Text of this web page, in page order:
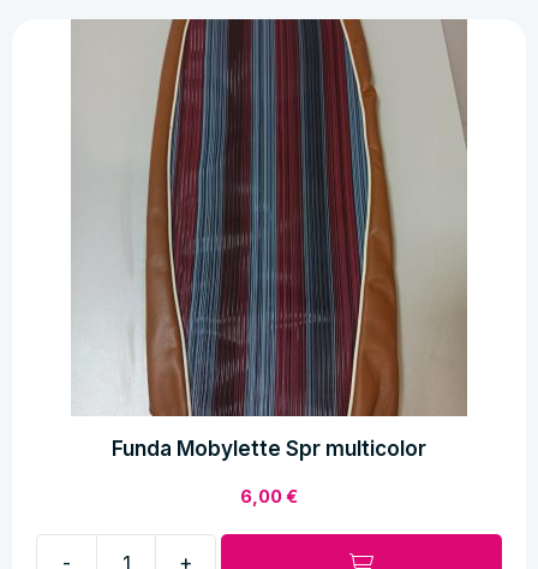
Funda Mobylette Spr multicolor
6,00€
- +